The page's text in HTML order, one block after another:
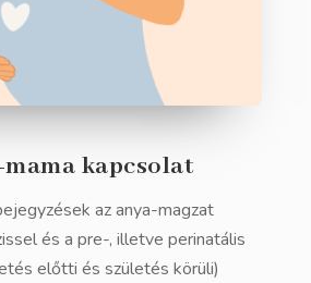
mama kapcsolat
az anya-magzat
és a pre-, illetve perinatális
előtti és születés körüli)